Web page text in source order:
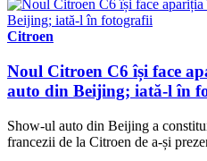
Citroen
Noul Citroen C6 își face
auto din Beijing; iată-l în
Show-ul auto din Beijing a
francezii de la Citroen de a-și